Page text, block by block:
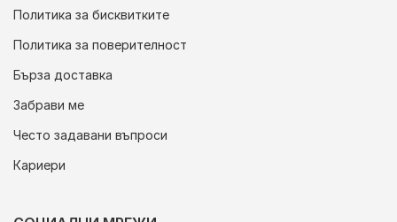
Политика за бисквитките
Политика за поверителност
Бърза доставка
Забрави ме
Често задавани въпроси
Кариери